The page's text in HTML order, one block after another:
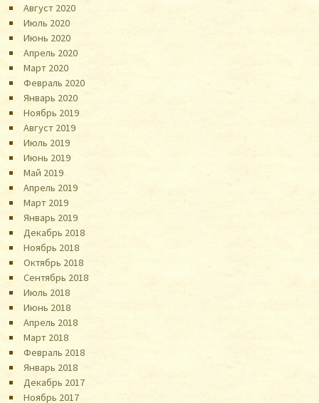
Август 2020
Июль 2020
Июнь 2020
Апрель 2020
Март 2020
Февраль 2020
Январь 2020
Ноябрь 2019
Август 2019
Июль 2019
Июнь 2019
Май 2019
Апрель 2019
Март 2019
Январь 2019
Декабрь 2018
Ноябрь 2018
Октябрь 2018
Сентябрь 2018
Июль 2018
Июнь 2018
Апрель 2018
Март 2018
Февраль 2018
Январь 2018
Декабрь 2017
Ноябрь 2017